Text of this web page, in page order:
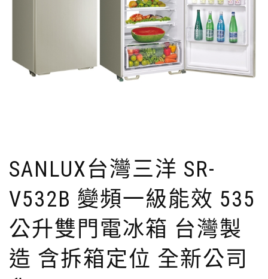
SANLUX台灣三洋 SR-
V532B 變頻一級能效 535
公升雙門電冰箱 台灣製
造 含拆箱定位 全新公司